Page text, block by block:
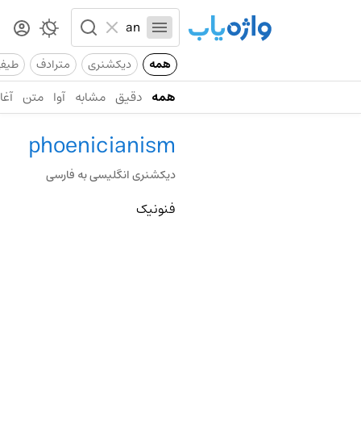
همه دیکشنری مترادف
همه دقیق مشابه آوا متن
phoenicianism
دیکشنری انگلیسی به فارسی
فنونیک